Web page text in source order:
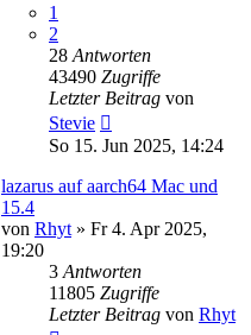
1
2
28 Antworten
43490 Zugriffe
Letzter Beitrag von
Stevie
So 15. Jun 2025, 14:24
lazarus auf aarch64 Mac und
15.4
von Rhyt » Fr 4. Apr 2025,
19:20
3 Antworten
11805 Zugriffe
Letzter Beitrag von Rhyt